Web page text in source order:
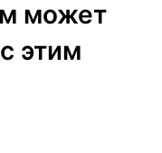
может
этим